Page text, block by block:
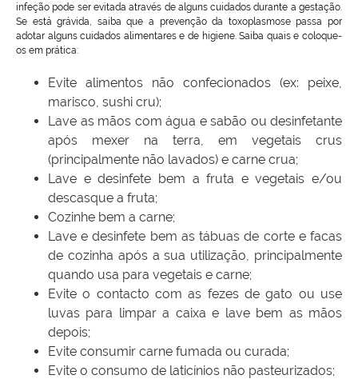
infeção pode ser evitada através de alguns cuidados durante a gestação.
Se está grávida, saiba que a prevenção da toxoplasmose passa por
adotar alguns cuidados alimentares e de higiene. Saiba quais e coloque-
os em prática:
Evite alimentos não confecionados (ex: peixe,
marisco, sushi cru);
Lave as mãos com água e sabão ou desinfetante
após mexer na terra, em vegetais crus
(principalmente não lavados) e carne crua;
Lave e desinfete bem a fruta e vegetais e/ou
descasque a fruta;
Cozinhe bem a carne;
Lave e desinfete bem as tábuas de corte e facas
de cozinha após a sua utilização, principalmente
quando usa para vegetais e carne;
Evite o contacto com as fezes de gato ou use
luvas para limpar a caixa e lave bem as mãos
depois;
Evite consumir carne fumada ou curada;
Evite o consumo de laticínios não pasteurizados;